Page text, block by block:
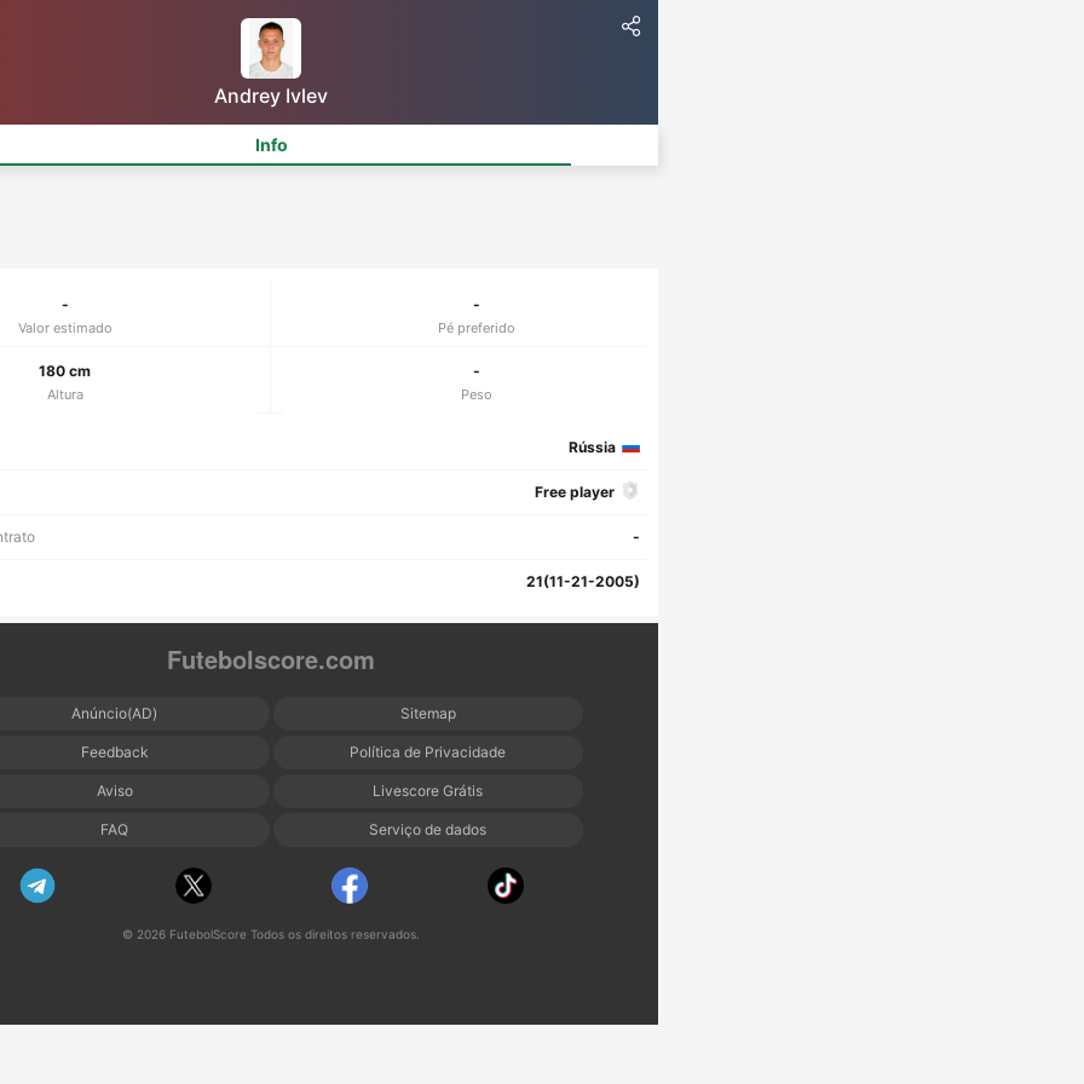
Andrey Ivlev
Info
-
Valor estimado
-
Pé preferido
180 cm
Altura
-
Peso
Rússia
Free player
-
21(11-21-2005)
Futebolscore.com
Anúncio(AD) Sitemap
Feedback Política de Privacidade
Aviso Livescore Grátis
FAQ Serviço de dados
© 2026 FutebolScore Todos os direitos reservados.